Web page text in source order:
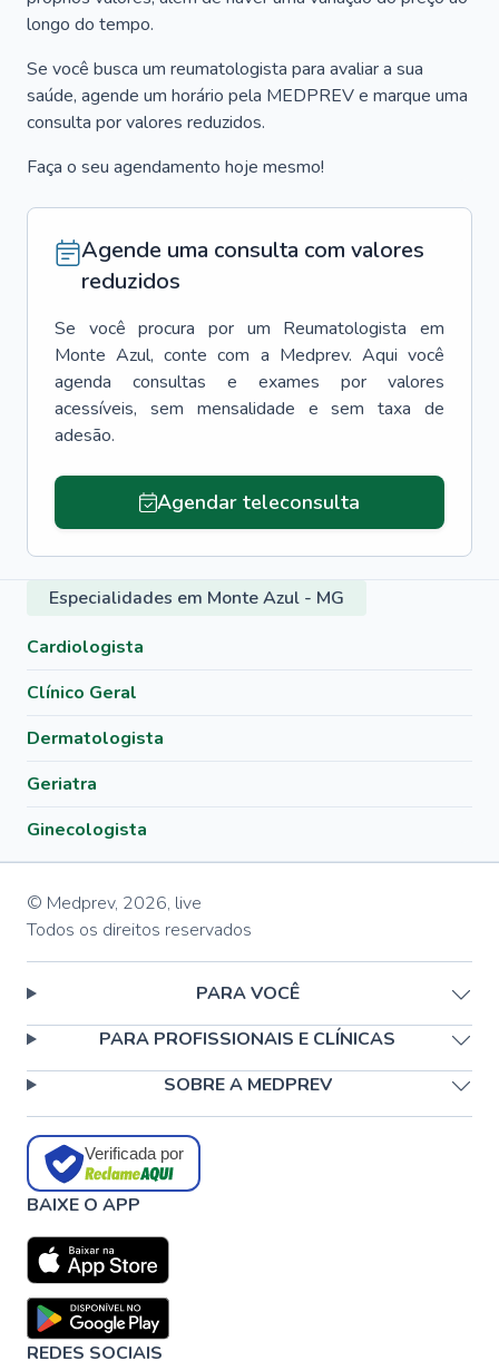
longo do tempo.
Se você busca um reumatologista para avaliar a sua
saúde, agende um horário pela MEDPREV e marque uma
consulta por valores reduzidos.
Faça o seu agendamento hoje mesmo!
Agende uma consulta com valores
reduzidos
Se você procura por um Reumatologista em
Monte Azul, conte com a Medprev. Aqui você
agenda consultas e exames por valores
acessíveis, sem mensalidade e sem taxa de
adesão.
Agendar teleconsulta
Especialidades em Monte Azul - MG
Cardiologista
Clínico Geral
Dermatologista
Geriatra
Ginecologista
© Medprev, 2026, live
Todos os direitos reservados
PARA VOCÊ
PARA PROFISSIONAIS E CLÍNICAS
SOBRE A MEDPREV
Verificada por
BAIXE O APP
REDES SOCIAIS